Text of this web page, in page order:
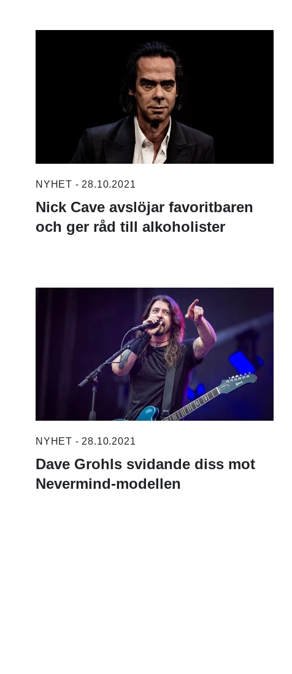
NYHET - 28.10.2021
Nick Cave avslöjar favoritbaren
och ger råd till alkoholister
NYHET - 28.10.2021
Dave Grohls svidande diss mot
Nevermind-modellen